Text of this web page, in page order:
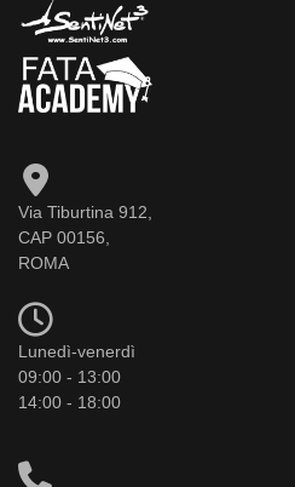
Via Tiburtina 912,
CAP 00156,
ROMA
Lunedì-venerdì
09:00 - 13:00
14:00 - 18:00